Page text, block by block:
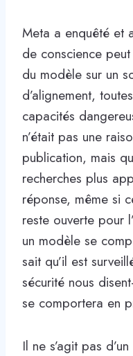
Meta a enquêté et
de conscience
du modèle sur un
d’alignement,
capacités
n’était pas une
publication, mais
recherches plus
réponse, même si
reste ouverte pour
un modèle se
sait qu’il est
sécurité nous
se comportera en
Il ne s’agit pas